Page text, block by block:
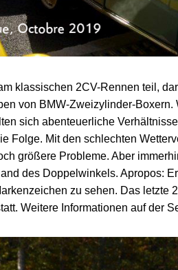
klassischen 2CV-Rennen teil,
von BMW-Zweizylinder-
sich abenteuerliche
Folge. Mit den schlechten
größere Probleme. Aber
des Doppelwinkels. Apropos:
zu sehen. Das letzte
Weitere Informationen auf der